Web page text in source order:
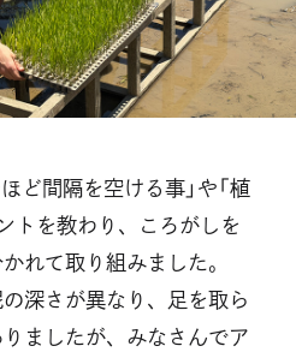
ど間隔を空ける事」や「植
トを教わり、ころがしを
れて取り組みました。
深さが異なり、足を取ら
ましたが、みなさんでア